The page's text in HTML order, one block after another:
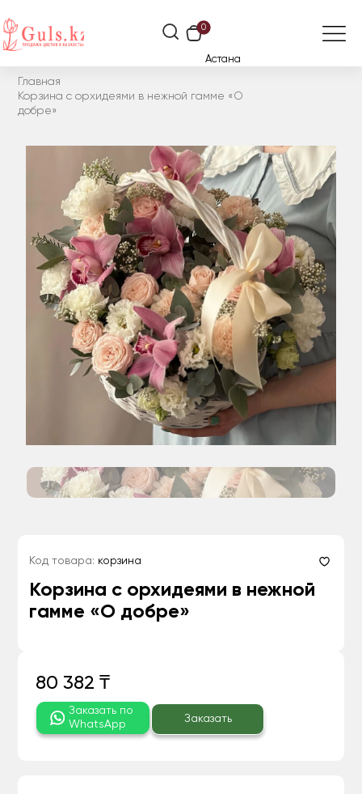
0
Астана
Главная
Корзина с орхидеями в нежной гамме «О
добре»
Код товара: корзина
Корзина с орхидеями в нежной
гамме «О добре»
80 382 ₸
Заказать по
WhatsApp
Заказать